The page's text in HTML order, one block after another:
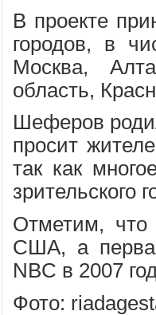
В проекте
городов, в
Москва,
область,
Шеферов
просит
так как
зрительского
Отметим,
США, а
NBC в 2007
Фото: